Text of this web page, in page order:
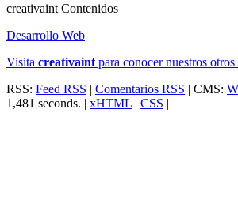
creativaint Contenidos
Desarrollo Web
Visita creativaint para conocer nuestros
RSS: Feed RSS | Comentarios RSS | CMS:
1,481 seconds. | xHTML | CSS |